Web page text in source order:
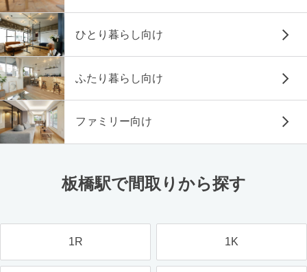
ひとり暮らし向け
ふたり暮らし向け
ファミリー向け
板橋駅で間取りから探す
1R 1K